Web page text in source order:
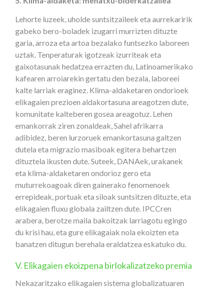
Lehorte luzeek, uholde suntsitzaileek eta aurrekaririk
gabeko bero-boladek izugarri murrizten dituzte
garia, arroza eta artoa bezalako funtsezko laboreen
uztak. Tenperaturak igotzeak izurriteak eta
gaixotasunak hedatzea errazten du, Latinoamerikako
kafearen arroiarekin gertatu den bezala, laboreei
kalte larriak eraginez. Klima-aldaketaren ondorioek
elikagaien prezioen aldakortasuna areagotzen dute,
komunitate kalteberen gosea areagotuz. Lehen
emankorrak ziren zonaldeak, Sahel afrikarra
adibidez, beren lurzoruek emankortasuna galtzen
dutela eta migrazio masiboak egitera behartzen
dituztela ikusten dute. Suteek, DANAek, urakanek
eta klima-aldaketaren ondorioz gero eta
muturrekoagoak diren gainerako fenomenoek
errepideak, portuak eta siloak suntsitzen dituzte, eta
elikagaien fluxu globala zailtzen dute. IPCCren
arabera, berotze maila bakoitzak larriagotu egingo
du krisi hau, eta gure elikagaiak nola ekoizten eta
banatzen ditugun berehala eraldatzea eskatuko du.
V. Elikagaien ekoizpena birlokalizatzeko premia
Nekazaritzako elikagaien sistema globalizatuaren